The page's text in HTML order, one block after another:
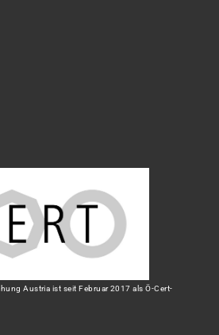
Austria ist seit Februar 2017 als Ö-Cert-